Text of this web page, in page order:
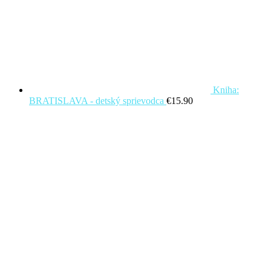
Kniha:
BRATISLAVA - detský sprievodca €15.90